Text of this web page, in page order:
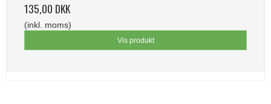
135,00 DKK
(inkl. moms)
Vis produkt